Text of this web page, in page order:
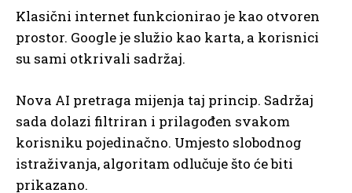
Klasični internet funkcionirao je kao otvoren
prostor. Google je služio kao karta, a korisnici
su sami otkrivali sadržaj.
Nova AI pretraga mijenja taj princip. Sadržaj
sada dolazi filtriran i prilagođen svakom
korisniku pojedinačno. Umjesto slobodnog
istraživanja, algoritam odlučuje što će biti
prikazano.